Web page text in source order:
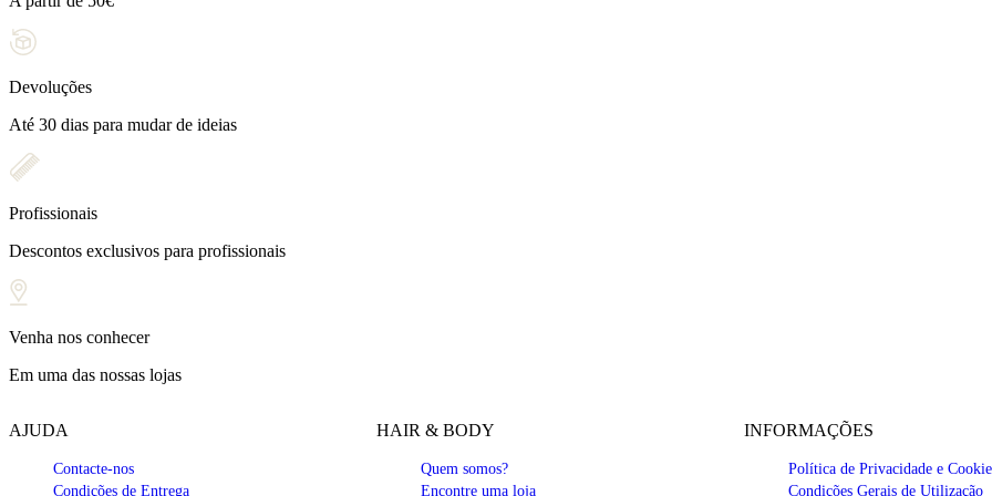
Devoluções
Até 30 dias para mudar de ideias
Profissionais
Descontos exclusivos para profissionais
Venha nos conhecer
Em uma das nossas lojas
AJUDA
Contacte-nos
Condições de Entrega
HAIR & BODY
Quem somos?
Encontre uma loja
INFORMAÇÕES
Política de Privacidade e
Condições Gerais de Utilização